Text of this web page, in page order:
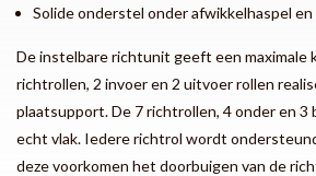
Solide onderstel onder afwikkelhaspel
De instelbare richtunit geeft een maximale
richtrollen, 2 invoer en 2 uitvoer rollen
plaatsupport. De 7 richtrollen, 4 onder en 3
echt vlak. Iedere richtrol wordt
deze voorkomen het doorbuigen van de